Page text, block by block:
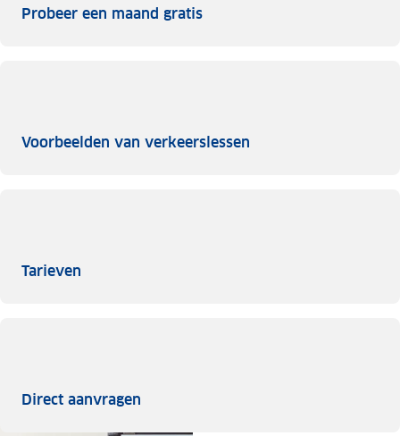
Probeer een maand gratisProbeer een maand gratis
Voorbeelden van verkeerslessen
Tarieven
Direct aanvragen